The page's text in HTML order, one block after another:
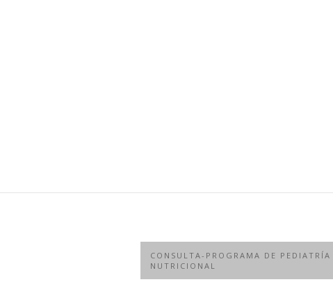
CONSULTA-PROGRAMA DE PEDIATRÍA
NUTRICIONAL